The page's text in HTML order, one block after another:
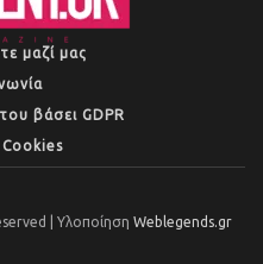
μαζί μας
βάσει GDPR
Cookies
| Υλοποίηση Weblegends.gr